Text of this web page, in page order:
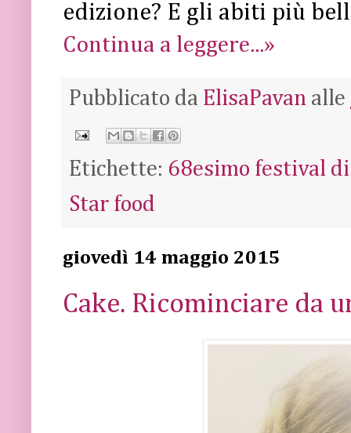
edizione? E gli abiti più
Continua a leggere...»
Pubblicato da ElisaPavan alle
Etichette: 68esimo festival di
Star food
giovedì 14 maggio 2015
Cake. Ricominciare da